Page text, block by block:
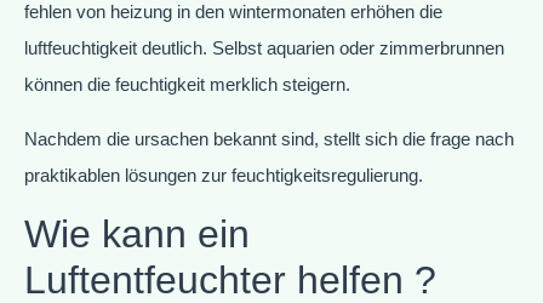
fehlen von heizung in den wintermonaten erhöhen die
luftfeuchtigkeit deutlich. Selbst aquarien oder zimmerbrunnen
können die feuchtigkeit merklich steigern.
Nachdem die ursachen bekannt sind, stellt sich die frage nach
praktikablen lösungen zur feuchtigkeitsregulierung.
Wie kann ein
Luftentfeuchter helfen ?